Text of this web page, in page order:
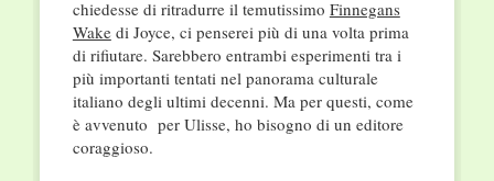
chiedesse di ritradurre il temutissimo Finnegans
Wakedi Joyce, ci penserei più di una volta prima
di rifiutare. Sarebbero entrambi esperimenti tra i
più importanti tentati nel panorama culturale
italiano degli ultimi decenni. Ma per questi, come
è avvenuto per Ulisse, ho bisogno di un editore
coraggioso.